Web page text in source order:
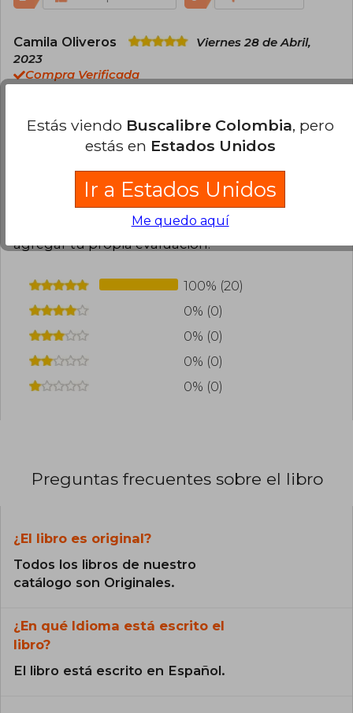
Camila Oliveros
Viernes 28 de Abril,
2023
Compra Verificada
Esta opinión es útil 0 No es útil
Cargar más opiniones del libro
¿Leíste este libro? Inicia sesiónpara poder
agregar tu propia evaluación.
100% (20)
0% (0)
0% (0)
0% (0)
0% (0)
Preguntas frecuentes sobre el libro
¿El libro es original?
Todos los libros de nuestro
catálogo son Originales.
¿En qué Idioma está escrito el
libro?
El libro está escrito en Español.
Estás viendo Buscalibre Colombia, pero
estás en Estados Unidos
Ir a Estados Unidos
Me quedo aquí